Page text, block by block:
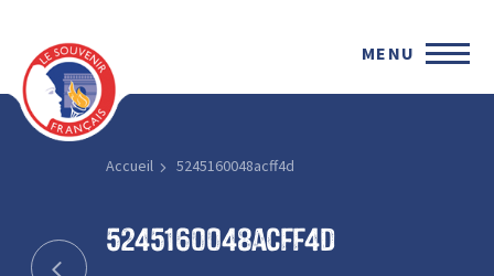
MENU
Accueil 5245160048acff4d
5245160048acff4d